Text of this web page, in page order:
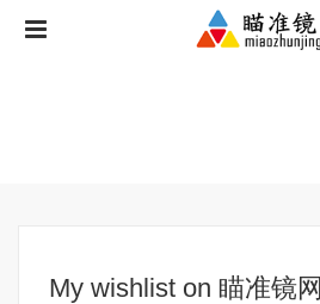
My wishlist on 瞄准镜网